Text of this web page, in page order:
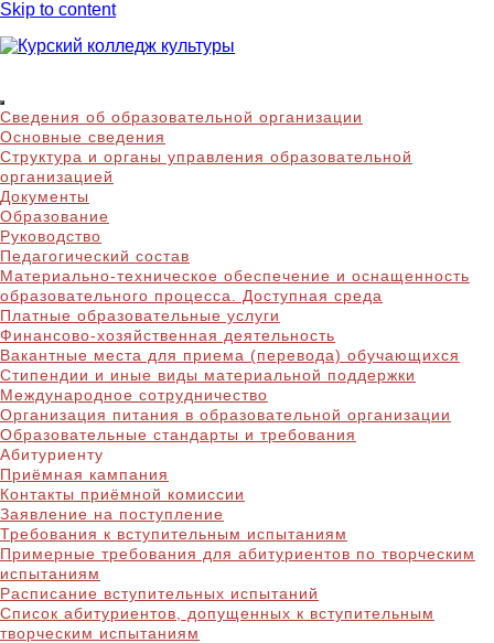
Skip to content
Курский колледж
культуры
Сведения об образовательной организации
Основные сведения
Структура и органы управления образовательной
организацией
Документы
Образование
Руководство
Педагогический состав
Материально-техническое обеспечение и оснащенность
образовательного процесса. Доступная среда
Платные образовательные услуги
Финансово-хозяйственная деятельность
Вакантные места для приема (перевода) обучающихся
Стипендии и иные виды материальной поддержки
Международное сотрудничество
Организация питания в образовательной организации
Образовательные стандарты и требования
Абитуриенту
Приёмная кампания
Контакты приёмной комиссии
Заявление на поступление
Требования к вступительным испытаниям
Примерные требования для абитуриентов по творческим
испытаниям
Расписание вступительных испытаний
Список абитуриентов, допущенных к вступительным
творческим испытаниям